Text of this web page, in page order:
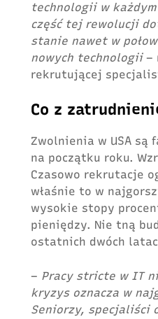
technologii w
część tej rewolucji
stanie nawet w
nowych technologii–
rekrutującej
Co z
Zwolnienia w USA
na początku roku.
Czasowo rekrutacje
właśnie to w
wysokie stopy
pieniędzy. Nie tną
ostatnich dwóch
– Pracy stricte w IT
kryzys oznacza w
Seniorzy, specjaliści